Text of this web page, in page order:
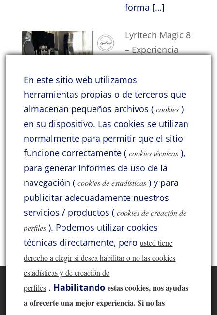
forma […]
Lyritech Magic 8
– Experiencia
casa
Tengo la satisfacción de contar con a
amistad de […]
Categorías
Acoustic Signature Acrolink Atlas Audio Solutions
Benz Micro Cayin General Hana HiDiamond
KLH Lyritech Cables
Lyritech Loudspeakers Moonriver Pass Labs ProAc
SME Solid Tech Sorane Thivan Varios
En este sitio web utilizamos
herramientas propias o de terceros que
almacenan pequeños archivos (cookies )
en su dispositivo. Las cookies se utilizan
normalmente para permitir que el sitio
funcione correctamente (cookies técnicas ),
para generar informes de uso de la
navegación (cookies de estadísticas ) y para
publicitar adecuadamente nuestros
servicios / productos (cookies de creación de
perfiles ). Podemos utilizar cookies
técnicas directamente, perousted tiene
derecho a elegir si desea habilitar o no las cookies
estadísticas y de creación de
perfiles . Habilitando estas cookies, nos ayudas
a ofrecerte una mejor experiencia. Si no las